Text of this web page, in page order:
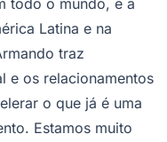
Latina e na
traz
e os relacionamentos
o que já é uma
Estamos muito